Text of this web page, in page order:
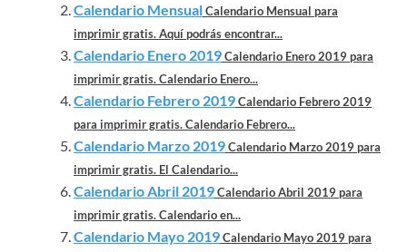
Calendario MensualCalendario Mensual para
imprimir gratis. Aquí podrás encontrar...
Calendario Enero 2019Calendario Enero 2019 para
imprimir gratis. Calendario Enero...
Calendario Febrero 2019Calendario Febrero 2019
para imprimir gratis. Calendario Febrero...
Calendario Marzo 2019Calendario Marzo 2019 para
imprimir gratis. El Calendario...
Calendario Abril 2019Calendario Abril 2019 para
imprimir gratis. Calendario en...
Calendario Mayo 2019Calendario Mayo 2019 para